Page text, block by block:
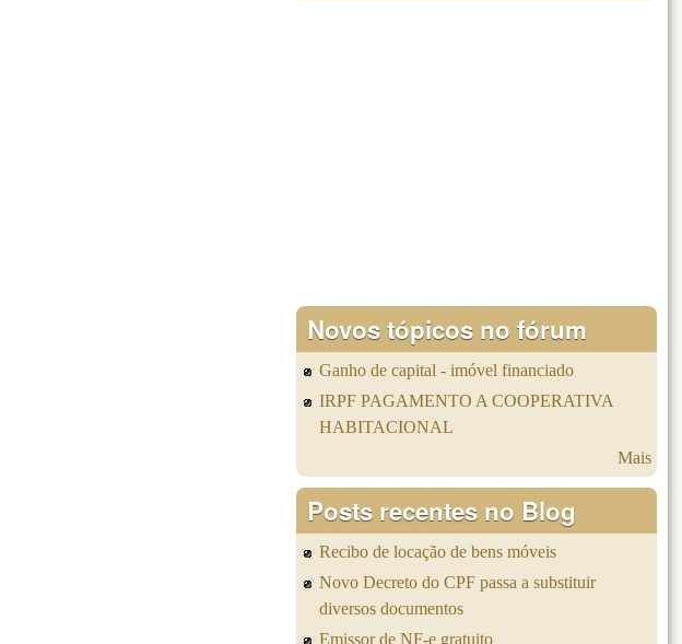
Novos tópicos no fórum
Ganho de capital - imóvel financiado
IRPF PAGAMENTO A COOPERATIVA
HABITACIONAL
Mais
Posts recentes no Blog
Recibo de locação de bens móveis
Novo Decreto do CPF passa a substituir
diversos documentos
Emissor de NF-e gratuito